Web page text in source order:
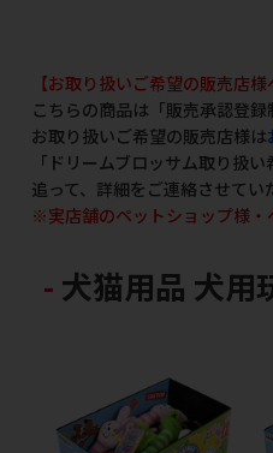
【お取り扱いご希望の販売店様
こちらの商品は「販売承認登録
お取り扱いご希望の販売店様は
「ドリームブロッサム取り扱
追って、詳細をご連絡させてい
※実店舗のペットショップ様・
犬猫用品 犬用